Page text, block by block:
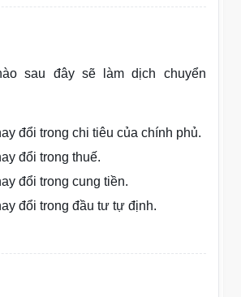
sau đây sẽ làm dịch chuyển
đổi trong chi tiêu của chính phủ.
đổi trong thuế.
đổi trong cung tiền.
đổi trong đầu tư tự định.